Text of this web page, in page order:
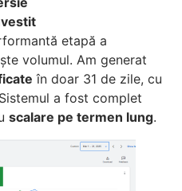
etapă a
volumul. Am generat
în doar 31 de zile, cu
a fost complet
scalare pe termen lung.